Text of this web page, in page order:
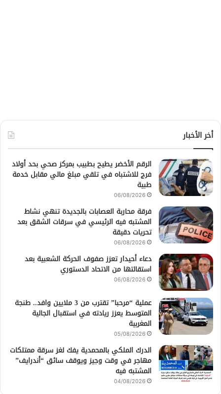
أخر الأخبار
الرقم الأخضر يطيح بطبيب بمركز صحي بحد أولاد
فرج للاشتباه في تلقي مبلغ مالي مقابل خدمة
طبية
06/08/2026
فرقة محاربة العصابات بالجديدة تنهي نشاط
المشتبه فيه الرئيسي في سرقات الشقق بعد
تحريات دقيقة
06/08/2026
دعاء أحيدار تعزز صفوف الحركة الشعبية بعد
استقالتها من الاتحاد الدستوري
06/08/2026
عملية “مرحبا” تقترب من 3 ملايين وافد.. طنجة
المتوسط يعزز ريادته في استقبال الجالية
المغربية
05/08/2026
الدرك الملكي بالمحمدية يفك لغز سرقة ممتلكات
مهاجر في وقت وجيز ويوقف سائق “أندرايف”
المشتبه فيه
04/08/2026